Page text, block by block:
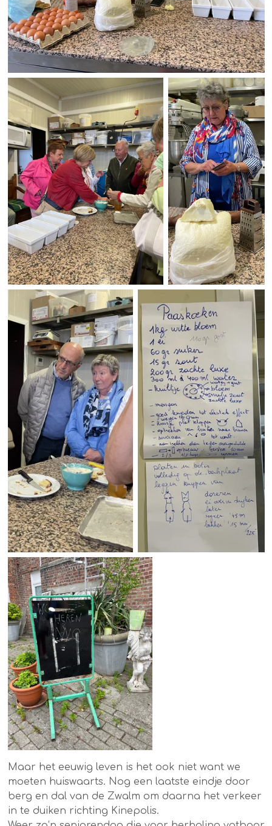
Maar het eeuwig leven is het ook niet want we
moeten huiswaarts. Nog een laatste eindje door
berg en dal van de Zwalm om daarna het verkeer
in te duiken richting Kinepolis.